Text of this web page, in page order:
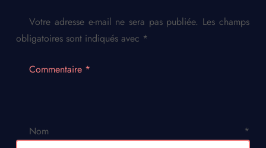
Votre adresse e-mail ne sera pas publiée. Les champs
obligatoires sont indiqués avec *
Commentaire *
Nom *